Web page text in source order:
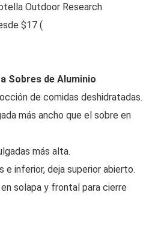
Outdoor Research
$17 (
Sobres de Aluminio
de comidas deshidratadas.
más ancho que el sobre en
más alta.
e inferior, deja superior abierto.
solapa y frontal para cierre